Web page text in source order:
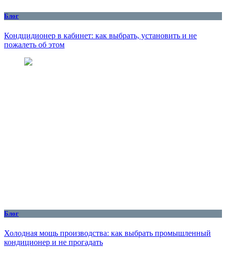
Блог
Кондцидионер в кабинет: как выбрать, установить и не
пожалеть об этом
Блог
Холодная мощь производства: как выбрать промышленный
кондиционер и не прогадать